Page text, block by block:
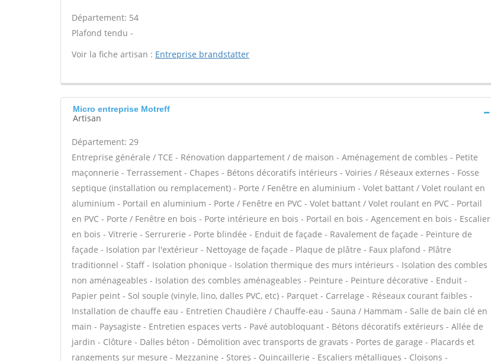
Département: 54
Plafond tendu -
Voir la fiche artisan : Entreprise brandstatter
Micro entreprise Motreff
Artisan
Département: 29
Entreprise générale / TCE - Rénovation dappartement / de maison - Aménagement de combles - Petite
maçonnerie - Terrassement - Chapes - Bétons décoratifs intérieurs - Voiries / Réseaux externes - Fosse
septique (installation ou remplacement) - Porte / Fenêtre en aluminium - Volet battant / Volet roulant en
aluminium - Portail en aluminium - Porte / Fenêtre en PVC - Volet battant / Volet roulant en PVC - Portail
en PVC - Porte / Fenêtre en bois - Porte intérieure en bois - Portail en bois - Agencement en bois - Escalier
en bois - Vitrerie - Serrurerie - Porte blindée - Enduit de façade - Ravalement de façade - Peinture de
façade - Isolation par l'extérieur - Nettoyage de façade - Plaque de plâtre - Faux plafond - Plâtre
traditionnel - Staff - Isolation phonique - Isolation thermique des murs intérieurs - Isolation des combles
non aménageables - Isolation des combles aménageables - Peinture - Peinture décorative - Enduit -
Papier peint - Sol souple (vinyle, lino, dalles PVC, etc) - Parquet - Carrelage - Réseaux courant faibles -
Installation de chauffe eau - Entretien Chaudière / Chauffe-eau - Sauna / Hammam - Salle de bain clé en
main - Paysagiste - Entretien espaces verts - Pavé autobloquant - Bétons décoratifs extérieurs - Allée de
jardin - Clôture - Dalles béton - Démolition avec transports de gravats - Portes de garage - Placards et
rangements sur mesure - Mezzanine - Stores - Quincaillerie - Escaliers métalliques - Cloisons -